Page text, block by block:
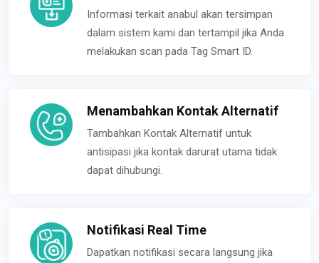
Informasi terkait anabul akan tersimpan
dalam sistem kami dan tertampil jika Anda
melakukan scan pada Tag Smart ID.
Menambahkan Kontak Alternatif
Tambahkan Kontak Alternatif untuk
antisipasi jika kontak darurat utama tidak
dapat dihubungi.
Notifikasi Real Time
Dapatkan notifikasi secara langsung jika